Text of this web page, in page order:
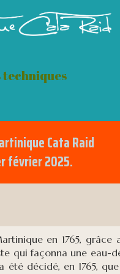
Cata Raid
février 2025.
en 1765, grâce
qui façonna une eau-
décidé, en 1765,